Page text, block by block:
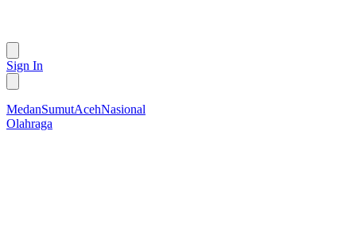
Sign In
MedanSumutAcehNasional
Olahraga